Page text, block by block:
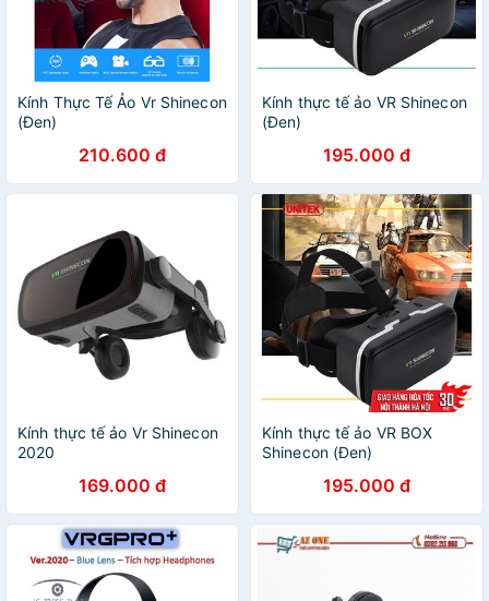
Kính Thực Tế Ảo Vr Shinecon
(Đen)
210.600 đ
Kính thực tế ảo VR Shinecon
(Đen)
195.000 đ
Kính thực tế ảo Vr Shinecon
2020
169.000 đ
Kính thực tế ảo VR BOX
Shinecon (Đen)
195.000 đ